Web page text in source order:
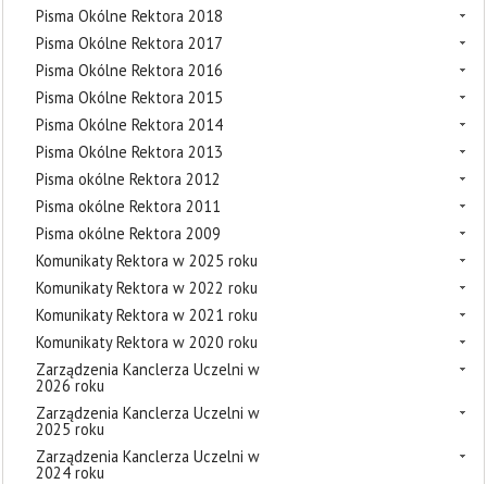
Pisma Okólne Rektora 2018
Pisma Okólne Rektora 2017
Pisma Okólne Rektora 2016
Pisma Okólne Rektora 2015
Pisma Okólne Rektora 2014
Pisma Okólne Rektora 2013
Pisma okólne Rektora 2012
Pisma okólne Rektora 2011
Pisma okólne Rektora 2009
Komunikaty Rektora w 2025 roku
Komunikaty Rektora w 2022 roku
Komunikaty Rektora w 2021 roku
Komunikaty Rektora w 2020 roku
Zarządzenia Kanclerza Uczelni w
2026 roku
Zarządzenia Kanclerza Uczelni w
2025 roku
Zarządzenia Kanclerza Uczelni w
2024 roku